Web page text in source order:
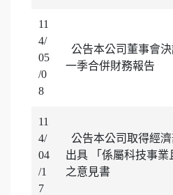
11
4/
05
/0
8
公告本公司董事會
一季合併財務報告
11
4/
04
/1
7
公告本公司取得經
出具 「係屬科技事業
之意見書